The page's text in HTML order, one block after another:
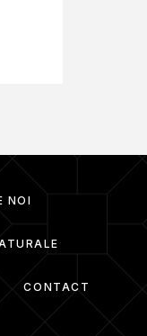
NOI
CONTACT